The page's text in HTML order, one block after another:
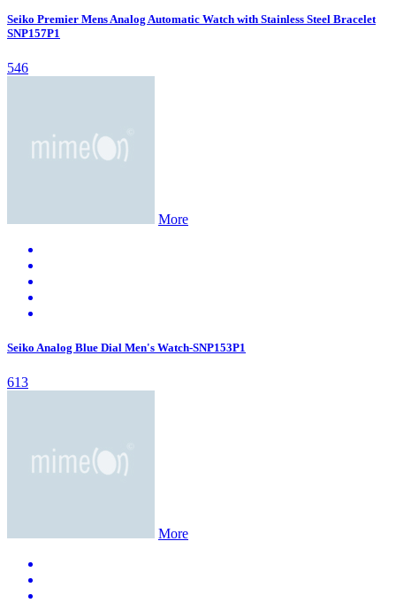
Seiko Premier Mens Analog Automatic Watch with Stainless Steel Bracelet
SNP157P1
546
More
Seiko Analog Blue Dial Men's Watch-SNP153P1
613
More